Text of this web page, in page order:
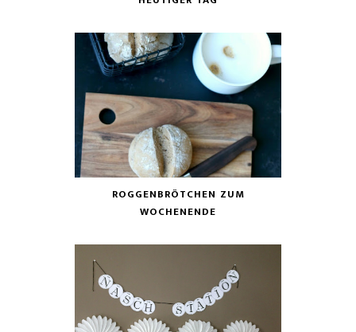
ROGGENBRÖTCHEN ZUM
WOCHENENDE